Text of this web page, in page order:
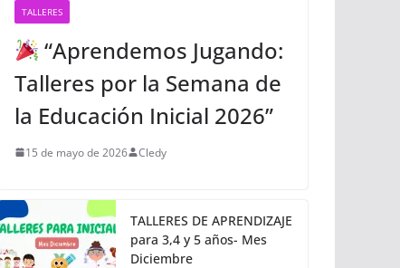
TALLERES
“Aprendemos Jugando:
Talleres por la Semana de
la Educación Inicial 2026”
15 de mayo de 2026 Cledy
TALLERES DE APRENDIZAJE
para 3,4 y 5 años- Mes
Diciembre